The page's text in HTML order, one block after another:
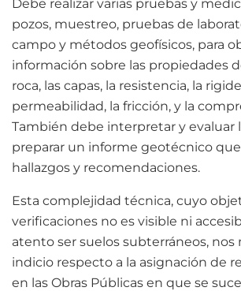
Debe realizar varias pruebas y
pozos, muestreo, pruebas de
campo y métodos geofísicos, para
información sobre las propiedades
roca, las capas, la resistencia, la
permeabilidad, la fricción, y la
También debe interpretar y evaluar
preparar un informe geotécnico
hallazgos y recomendaciones.
Esta complejidad técnica, cuyo
verificaciones no es visible ni
atento ser suelos subterráneos, nos
indicio respecto a la asignación de
en las Obras Públicas en que se